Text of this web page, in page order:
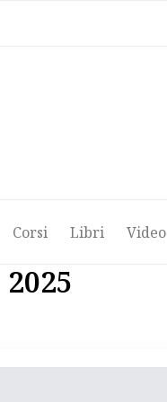
Corsi Libri Video